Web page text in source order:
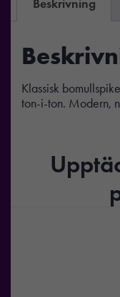
Beskrivning
Klassisk
ton-i-ton. Modern,